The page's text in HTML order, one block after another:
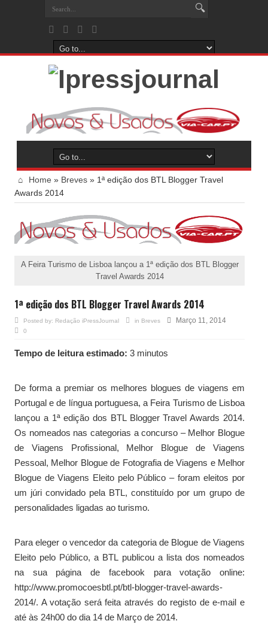
Home » Breves » 1ª edição dos BTL Blogger Travel
Awards 2014
A Feira Turismo de Lisboa lançou a 1ª edição dos BTL Blogger
Travel Awards 2014
1ª edição dos BTL Blogger Travel Awards 2014
Posted by: Redação iPressJournal in Breves Março 11, 2014
0
Tempo de leitura estimado: 3 minutos
De forma a premiar os melhores blogues de viagens em
Portugal e de língua portuguesa, a Feira Turismo de Lisboa
lançou a 1ª edição dos BTL Blogger Travel Awards 2014.
Os nomeados nas categorias a concurso – Melhor Blogue
de Viagens Profissional, Melhor Blogue de Viagens
Pessoal, Melhor Blogue de Fotografia de Viagens e Melhor
Blogue de Viagens Eleito pelo Público – foram eleitos por
um júri convidado pela BTL, constituído por um grupo de
personalidades ligadas ao turismo.
Para eleger o vencedor da categoria de Blogue de Viagens
Eleito pelo Público, a BTL publicou a lista dos nomeados
na sua página de facebook para votação online:
http://www.promocoesbtl.pt/btl-blogger-travel-awards-
2014/. A votação será feita através do registo de e-mail e
até às 24h00 do dia 14 de Março de 2014.